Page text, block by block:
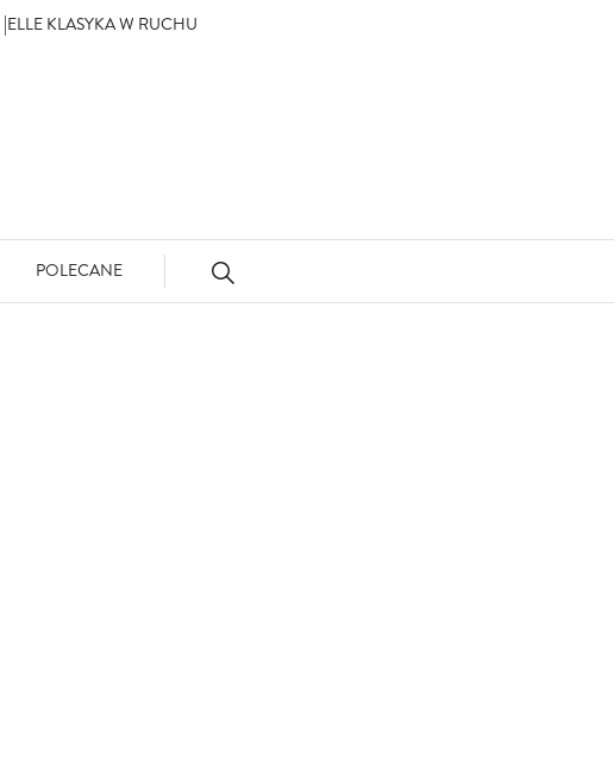
ELLE KLASYKA W RUCHU
POLECANE